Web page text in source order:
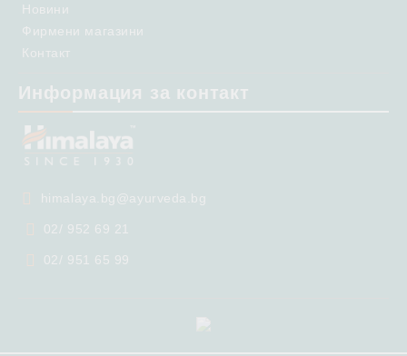
Новини
Фирмени магазини
Контакт
Информация за контакт
himalaya.bg@ayurveda.bg
02/ 952 69 21
02/ 951 65 99